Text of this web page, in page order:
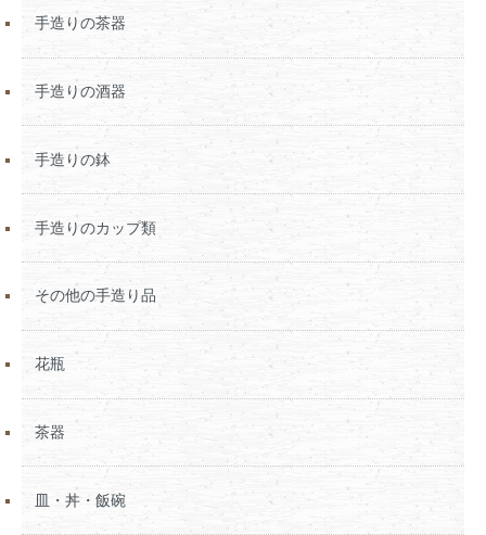
手造りの茶器
手造りの酒器
手造りの鉢
手造りのカップ類
その他の手造り品
花瓶
茶器
皿・丼・飯碗